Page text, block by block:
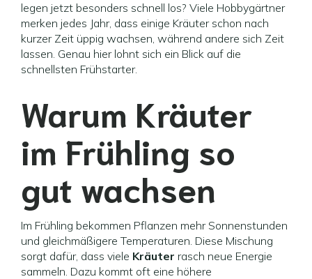
legen jetzt besonders schnell los? Viele Hobbygärtner
merken jedes Jahr, dass einige Kräuter schon nach
kurzer Zeit üppig wachsen, während andere sich Zeit
lassen. Genau hier lohnt sich ein Blick auf die
schnellsten Frühstarter.
Warum Kräuter
im Frühling so
gut wachsen
Im Frühling bekommen Pflanzen mehr Sonnenstunden
und gleichmäßigere Temperaturen. Diese Mischung
sorgt dafür, dass viele Kräuter rasch neue Energie
sammeln. Dazu kommt oft eine höhere